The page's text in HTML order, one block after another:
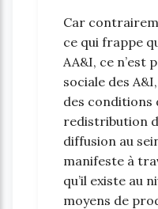
Car
ce qui frappe
AA&I, ce n’est
sociale des
des conditions
redistribution
diffusion au
manifeste à
qu’il existe au
moyens de